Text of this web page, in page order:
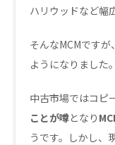
ハリウッドなど幅
そんなMCMです
ようになりました。
中古市場ではコピ
ことが噂となり
うです。しかし、